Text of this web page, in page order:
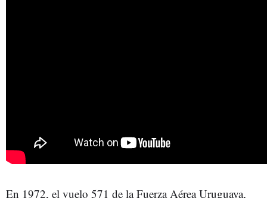
En 1972, el vuelo 571 de la Fuerza Aérea Uruguaya,